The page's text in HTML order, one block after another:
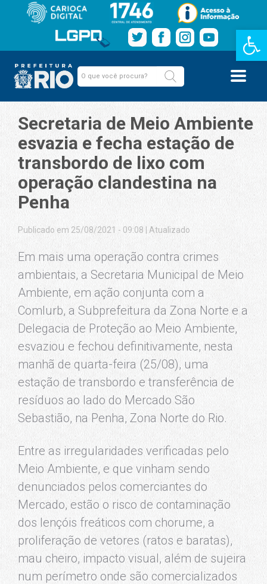
Barra de
Secretaria de Meio Ambiente
esvazia e fecha estação de
transbordo de lixo com
operação clandestina na
Penha
Publicado em 25/08/2021 - 09:08 Atualizado
Em mais uma operação contra crimes
ambientais, a Secretaria Municipal de Meio
Ambiente, em ação conjunta com a
Comlurb, a Subprefeitura da Zona Norte e a
Delegacia de Proteção ao Meio Ambiente,
esvaziou e fechou definitivamente, nesta
manhã de quarta-feira (25/08), uma
estação de transbordo e transferência de
resíduos ao lado do Mercado São
Sebastião, na Penha, Zona Norte do Rio.
Entre as irregularidades verificadas pelo
Meio Ambiente, e que vinham sendo
denunciados pelos comerciantes do
Mercado, estão o risco de contaminação
dos lençóis freáticos com chorume, a
proliferação de vetores (ratos e baratas),
mau cheiro, impacto visual, além de sujeira
num perímetro onde são comercializados